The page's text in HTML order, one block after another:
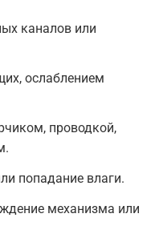
каналов или
ослаблением
проводкой,
попадание влаги.
механизма или